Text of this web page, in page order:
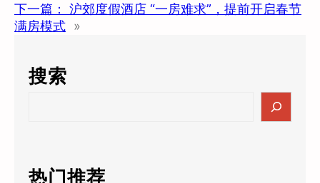
下一篇：
沪郊度假酒店 “一房难求”，提前开启春节
满房模式 »
搜索
c
热门推荐